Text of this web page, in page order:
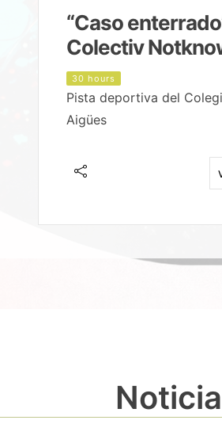
“Caso
Colectiv
30 hours
Pista deportiva del
Aigües